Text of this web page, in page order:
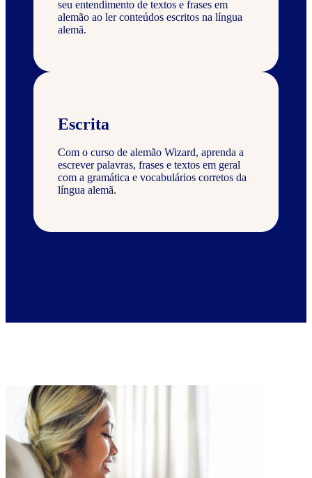
seu entendimento de textos e frases em
alemão ao ler conteúdos escritos na língua
alemã.
Escrita
Com o curso de alemão Wizard, aprenda a
escrever palavras, frases e textos em geral
com a gramática e vocabulários corretos da
língua alemã.